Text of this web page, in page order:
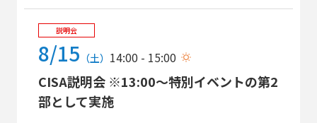
説明会
8/15 （土） 14:00 - 15:00
CISA説明会 ※13:00～特別イベントの第2
部として実施